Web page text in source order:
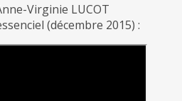
Virginie LUCOT
(décembre 2015) :